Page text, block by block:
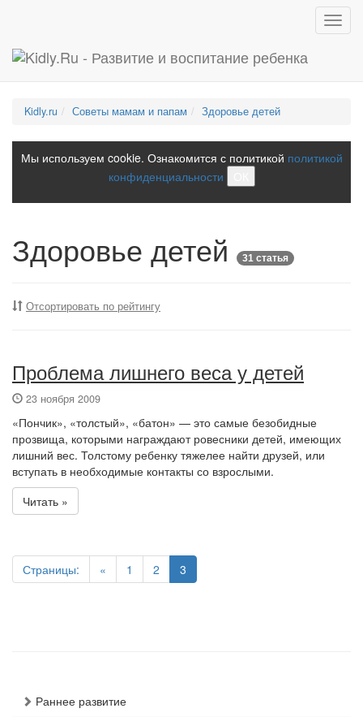
Kidly.ru Советы мамам и папам Здоровье детей
Мы используем cookie. Ознакомится с политикой политикой
конфиденциальности
Здоровье детей 31 статья
Отсортировать по рейтингу
Проблема лишнего веса у детей
23 ноября 2009
«Пончик», «толстый», «батон» — это самые безобидные
прозвища, которыми награждают ровесники детей, имеющих
лишний вес. Толстому ребенку тяжелее найти друзей, или
вступать в необходимые контакты со взрослыми.
Читать »
Страницы: « 1 2 3
Раннее развитие